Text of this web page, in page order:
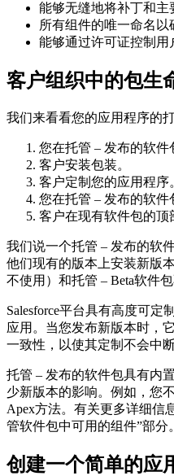
能够无缝地将补丁和主
所有组件的唯一命名以
能够通过许可证控制用
客户组织中的包生
我们来看看您的应用程序的
您在托管 – 发布的软件
客户安装包装。
客户定制您的应用程序
您在托管 – 发布的软件
客户在现有软件包的顶
我们说一个托管 – 发布的软
他们现有的版本上安装新版
不使用）和托管 – Beta软件包
Salesforce平台具有高度可定
应用。当您发布新版本时，
一致性，以使其定制不会中断
托管 – 发布的软件包具有内
少新版本的影响。例如，您
Apex方法。有关更多详细信
管软件包中可用的组件”部分。
创建一个简单的应